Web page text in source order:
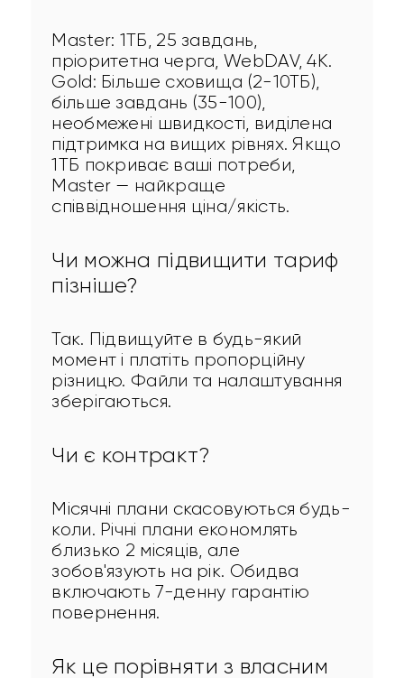
Master: 1ТБ, 25 завдань,
пріоритетна черга, WebDAV, 4K.
Gold: Більше сховища (2-10ТБ),
більше завдань (35-100),
необмежені швидкості, виділена
підтримка на вищих рівнях. Якщо
1ТБ покриває ваші потреби,
Master — найкраще
співвідношення ціна/якість.
Чи можна підвищити тариф
пізніше?
Так. Підвищуйте в будь-який
момент і платіть пропорційну
різницю. Файли та налаштування
зберігаються.
Чи є контракт?
Місячні плани скасовуються будь-
коли. Річні плани економлять
близько 2 місяців, але
зобов'язують на рік. Обидва
включають 7-денну гарантію
повернення.
Як це порівняти з власним